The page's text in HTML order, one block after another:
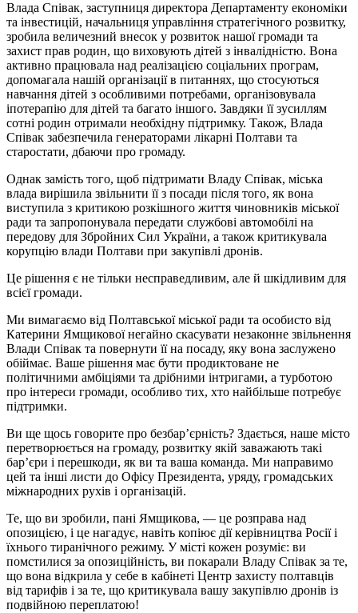
Влада Співак, заступниця директора Департаменту економіки
та інвестицій, начальниця управління стратегічного розвитку,
зробила величезний внесок у розвиток нашої громади та
захист прав родин, що виховують дітей з інвалідністю. Вона
активно працювала над реалізацією соціальних програм,
допомагала нашій організації в питаннях, що стосуються
навчання дітей з особливими потребами, організовувала
іпотерапію для дітей та багато іншого. Завдяки її зусиллям
сотні родин отримали необхідну підтримку. Також, Влада
Співак забезпечила генераторами лікарні Полтави та
старостати, дбаючи про громаду.
Однак замість того, щоб підтримати Владу Співак, міська
влада вирішила звільнити її з посади після того, як вона
виступила з критикою розкішного життя чиновників міської
ради та запропонувала передати службові автомобілі на
передову для Збройних Сил України, а також критикувала
корупцію влади Полтави при закупівлі дронів.
Це рішення є не тільки несправедливим, але й шкідливим для
всієї громади.
Ми вимагаємо від Полтавської міської ради та особисто від
Катерини Ямщикової негайно скасувати незаконне звільнення
Влади Співак та повернути її на посаду, яку вона заслужено
обіймає. Ваше рішення має бути продиктоване не
політичними амбіціями та дрібними інтригами, а турботою
про інтереси громади, особливо тих, хто найбільше потребує
підтримки.
Ви ще щось говорите про безбар’єрність? Здається, наше місто
перетворюється на громаду, розвитку якій заважають такі
бар’єри і перешкоди, як ви та ваша команда. Ми направимо
цей та інші листи до Офісу Президента, уряду, громадських
міжнародних рухів і організацій.
Те, що ви зробили, пані Ямщикова, — це розправа над
опозицією, і це нагадує, навіть копіює дії керівництва Росії і
їхнього тиранічного режиму. У місті кожен розуміє: ви
помстилися за опозиційність, ви покарали Владу Співак за те,
що вона відкрила у себе в кабінеті Центр захисту полтавців
від тарифів і за те, що критикувала вашу закупівлю дронів із
подвійною переплатою!